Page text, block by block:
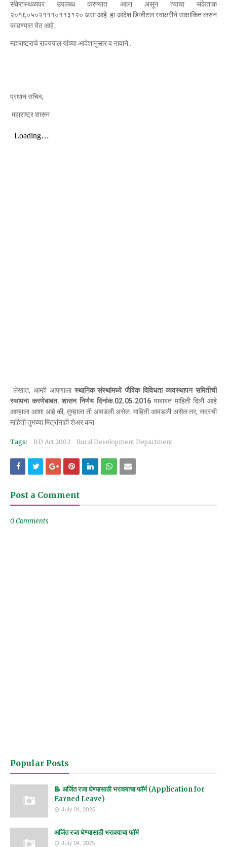
संकेतस्थळावर उपलब्ध करण्यात आला असून त्याचा संकेताक
२०१६०५०२१११०११३१२० असा आहे. हा आदेश डिजीटल स्वाक्षरीने साक्षांकित करुन
काढण्यात येत आहे.
महाराष्ट्राचे राज्यपाल यांच्या आदेशानुसार व नावाने..
प्रधान सचिव,
महाराष्ट्र शासन
लेखात, आम्ही आपणाला स्थानिक संस्थांमध्ये जैविक विविधता व्यवस्थापन समितीची
स्थापना करणेबाबत. शासन निर्णय दिनांक.02.05.2016याबाबत माहिती दिली आहे
आम्हाला आशा आहे की, तुम्हाला ती आवडली असेल. माहिती आवडली असेल तर, सदरची
माहिती तुमच्या मित्रांनाही शेअर करा
Tags: BD Act 2002 Rural Development Department
Post a Comment
0 Comments
Popular Posts
📝 अर्जित रजा घेण्यासाठी भरावयाचा फॉर्म (Application for
Earned Leave)
July 04, 2025
अर्जित रजा घेण्यासाठी भरावयाचा फॉर्म
July 04, 2025